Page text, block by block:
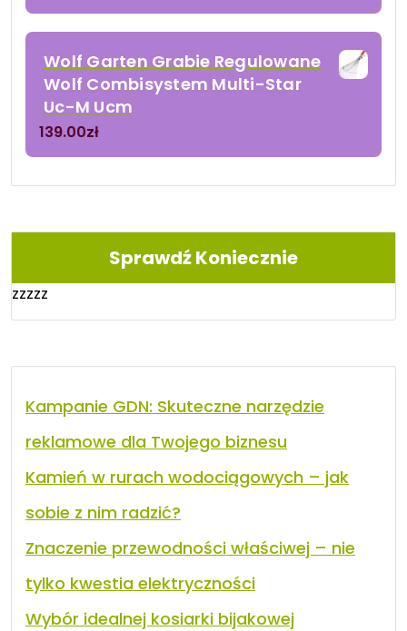
Wolf Garten Grabie Regulowane
Wolf Combisystem Multi-Star
Uc-M Ucm
139.00zł
Sprawdź Koniecznie
zzzzz
Kampanie GDN: Skuteczne narzędzie
reklamowe dla Twojego biznesu
Kamień w rurach wodociągowych – jak
sobie z nim radzić?
Znaczenie przewodności właściwej – nie
tylko kwestia elektryczności
Wybór idealnej kosiarki bijakowej